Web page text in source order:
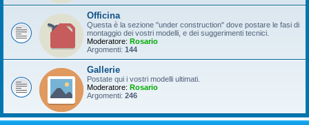
Officina
Questa è la sezione "under construction" dove postare le fasi di
montaggio dei vostri modelli, e dei suggerimenti tecnici.
Moderatore: Rosario
Argomenti: 144
Gallerie
Postate qui i vostri modelli ultimati.
Moderatore: Rosario
Argomenti: 246